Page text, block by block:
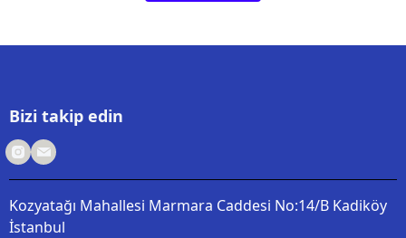
Bizi takip edin
Kozyatağı Mahallesi Marmara Caddesi No:14/B Kadiköy
İstanbul